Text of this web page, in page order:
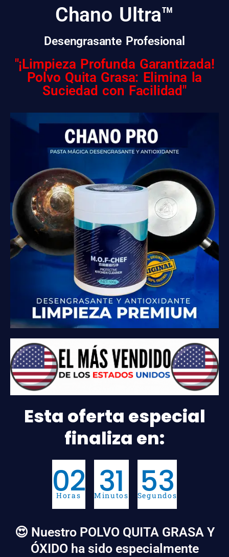
Chano Ultra™️
Desengrasante Profesional
"¡Limpieza Profunda Garantizada!
Polvo Quita Grasa: Elimina la
Suciedad con Facilidad"
Esta oferta especial
finaliza en:
02
Horas 31
Minutos 53
Segundos
😍 Nuestro POLVO QUITA GRASA Y
ÓXIDO ha sido especialmente